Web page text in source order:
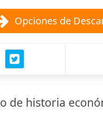
Opciones de
de historia